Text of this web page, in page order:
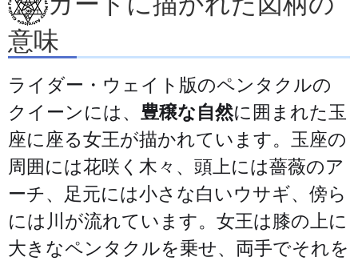
意味
ライダー・ウェイト版のペンタクルの
クイーンには、 豊穣な自然に囲まれた玉
座に座る女王が描かれています。玉座の
周囲には花咲く木々、頭上には薔薇のア
ーチ、足元には小さな白いウサギ、傍ら
には川が流れています。女王は膝の上に
大きなペンタクルを乗せ、両手でそれを